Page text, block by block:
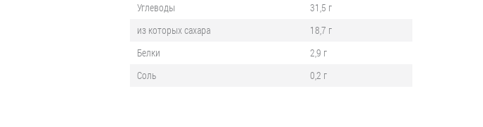
Углеводы
31,5 г
из которых сахара
18,7 г
Белки
2,9 г
Соль
0,2 г